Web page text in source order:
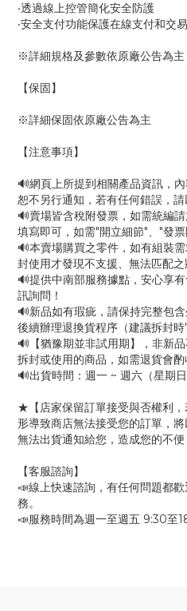
‧透過線上控管簡化安全防護
‧安全支付功能保護在線支付和交易
※詳細規格及參數依原廠公告為主
【保固】
※詳細保固依原廠公告為主
【注意事項】
🔊網頁上所提到相關產品資訊，
恕不另行通知，若有任何錯誤，請
🔊賣場皆含稅附發票，如需統編
填寫即可，如需"開立細節"、"發票
🔊本賣場購買之零件，如有組裝
封使用才發現不支援、無法匹配之
🔊提供中南部服務據點，安心享
訊詢問！
🔊新品如有瑕疵，請保持完整包
後續辦理退換貨程序（建議拆封時
🔊【猶豫期並非試用期】，非新
拆封或使用的商品，如需退貨會
🔊出貨時間：週一 ~ 週六（星期
★【店家保留訂單接受與否權利
形導致商店無法接受您的訂單，
無法出貨通知給您，造成您的不
【客服諮詢】
📣線上快速諮詢，有任何問題都
務。
📣服務時間為週一至週五 9:30至